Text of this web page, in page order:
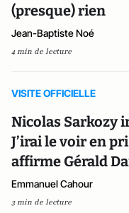
(presque) rien
Jean-Baptiste Noé
4 min de lecture
VISITE OFFICIELLE
Nicolas Sarkozy
J’irai le voir en
affirme Gérald
Emmanuel Cahour
3 min de lecture